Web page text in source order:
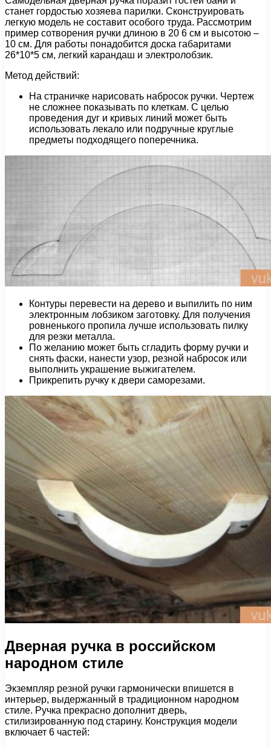
станет гордостью хозяева парилки. Сконструировать
легкую модель не составит особого труда. Рассмотрим
пример сотворения ручки длиною в 20 6 см и высотою –
10 см. Для работы понадобится доска габаритами
26*10*5 см, легкий карандаш и электролобзик.
Метод действий:
На страничке нарисовать набросок ручки. Чертеж
не сложнее показывать по клеткам. С целью
проведения дуг и кривых линий может быть
использовать лекало или подручные круглые
предметы подходящего поперечника.
Контуры перевести на дерево и выпилить по ним
электронным лобзиком заготовку. Для получения
ровненького пропила лучше использовать пилку
для резки металла.
По желанию может быть сгладить форму ручки и
снять фаски, нанести узор, резной набросок или
выполнить украшение выжигателем.
Прикрепить ручку к двери саморезами.
Дверная ручка в российском
народном стиле
Экземпляр резной ручки гармонически впишется в
интерьер, выдержанный в традиционном народном
стиле. Ручка прекрасно дополнит дверь,
стилизированную под старину. Конструкция модели
включает 6 частей: